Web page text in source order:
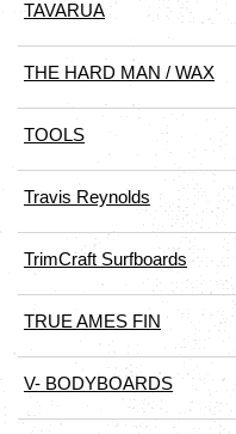
TAVARUA
THE HARD MAN / WAX
TOOLS
Travis Reynolds
TrimCraft Surfboards
TRUE AMES FIN
V- BODYBOARDS